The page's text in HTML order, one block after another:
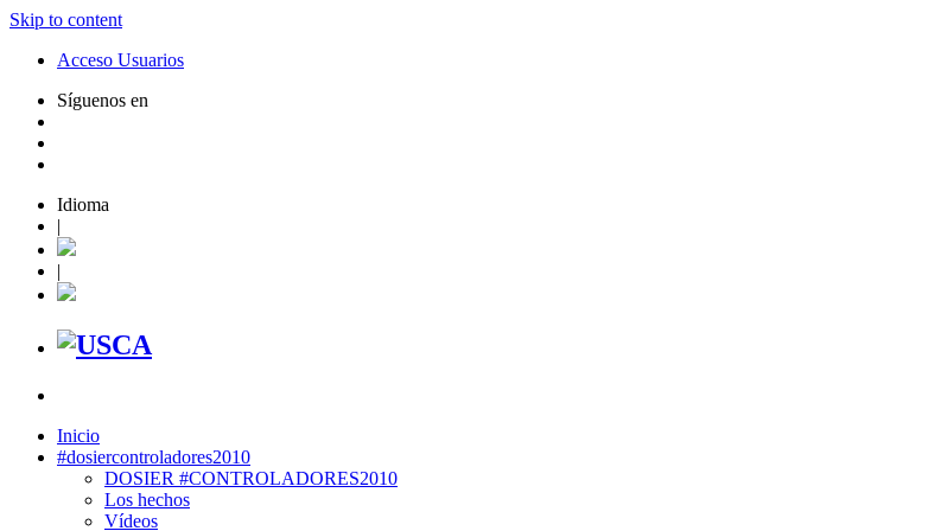
Skip to content
Acceso Usuarios
Síguenos en
Idioma
|
|
Inicio
#dosiercontroladores2010
DOSIER #CONTROLADORES2010
Los hechos
Vídeos